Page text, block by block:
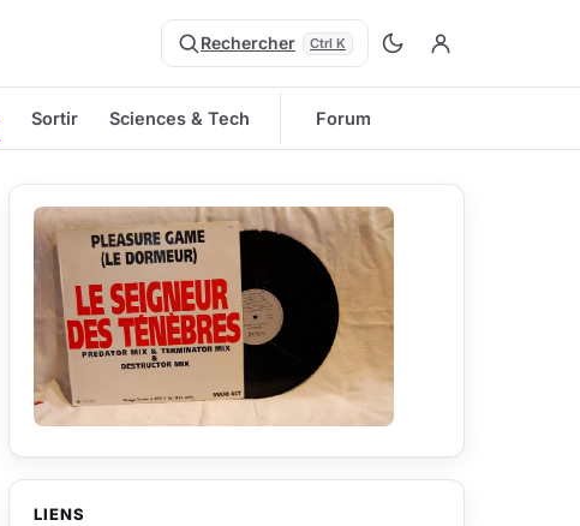
Rechercher Ctrl K
Sortir Sciences & Tech Forum
LIENS